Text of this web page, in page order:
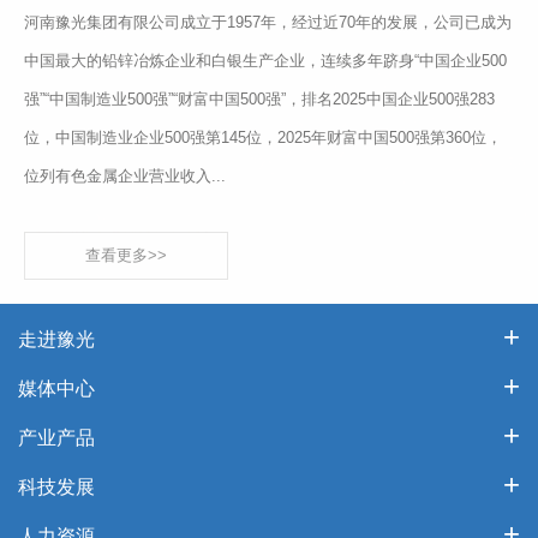
河南豫光集团有限公司成立于1957年，经过近70年的发展，公司已成为
中国最大的铅锌冶炼企业和白银生产企业，连续多年跻身“中国企业500
强”“中国制造业500强”“财富中国500强”，排名2025中国企业500强283
位，中国制造业企业500强第145位，2025年财富中国500强第360位，
位列有色金属企业营业收入...
查看更多>>
走进豫光
媒体中心
产业产品
科技发展